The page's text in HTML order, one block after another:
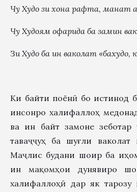
Чу Худо зи хона рафта, манат
Чу Худоям офарида ба замин
Зи Худо ба ин ваколат
Ки байти поёнӣ бо истинод
инсонро халифаллоҳ
ва ин байт замоне зеботар
таваҷҷуҳ ба шуғли
Маҷлис будани шоир ба
ин мақомҳои дунявиро
халифаллоҳӣ дар як тарозу